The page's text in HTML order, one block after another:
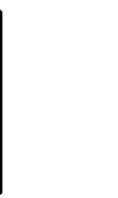
DE 2026 08H00
são as
e
de
O